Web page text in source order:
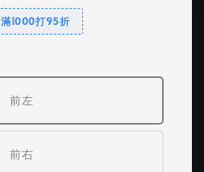
滿1000打95折
前左
前右